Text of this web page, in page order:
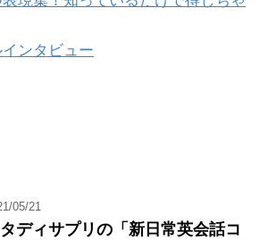
ンタビュー
05/21
ディサプリの「新日常英会話コ